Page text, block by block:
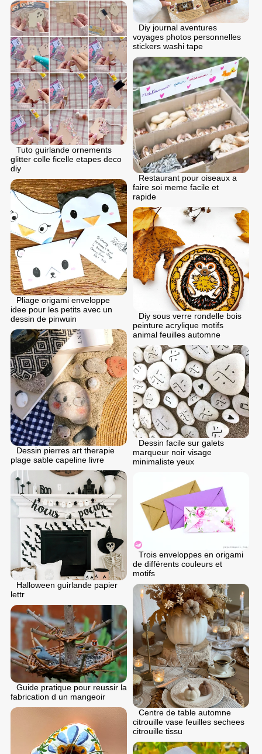
Diy journal aventures
voyages photos personnelles
stickers washi tape
Tuto guirlande ornements
glitter colle ficelle etapes deco
diy
Restaurant pour oiseaux a
faire soi meme facile et
rapide
Pliage origami enveloppe
idee pour les petits avec un
dessin de pinwuin
Diy sous verre rondelle bois
peinture acrylique motifs
animal feuilles automne
Dessin pierres art therapie
plage sable capeline livre
Dessin facile sur galets
marqueur noir visage
minimaliste yeux
Halloween guirlande papier
lettr
Trois enveloppes en origami
de différents couleurs et
motifs
Centre de table automne
citrouille vase feuilles sechees
citrouille tissu
Guide pratique pour reussir la
fabrication d un mangeoir